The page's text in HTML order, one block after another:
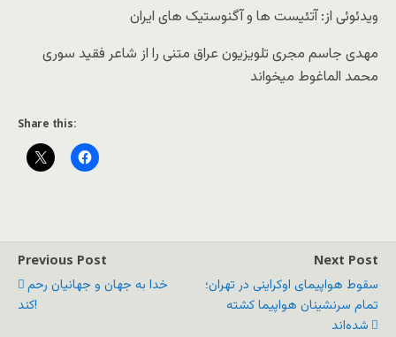
ویدئوئی از: آتئیست ها و آگنوستیک های ایران
مهدی جاسم مجری تلویزیون عراق متنی را از شاعر فقید سوری
محمد الماغوط میخواند
Share this:
Previous Post
خدا به جهان و جهانیان رحم
کند!
Next Post
سقوط هواپیمای اوکراینی در تهران؛
تمام سرنشینان هواپیما کشته
شده‌اند